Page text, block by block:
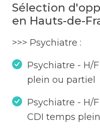
Sélection
en Hauts-de-
>>> Psychiatre :
Psychiatre - H/
plein ou partiel
Psychiatre - H/
CDI temps plein